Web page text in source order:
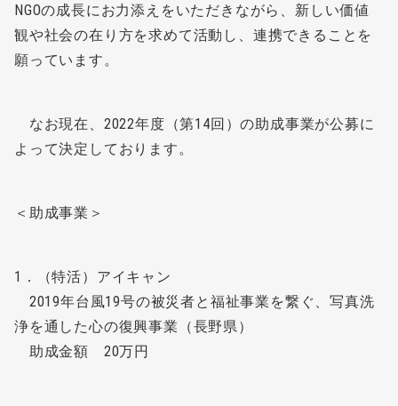
NGOの成長にお力添えをいただきながら、新しい価値
観や社会の在り方を求めて活動し、連携できることを
願っています。
なお現在、2022年度（第14回）の助成事業が公募に
よって決定しております。
＜助成事業＞
1．（特活）アイキャン
2019年台風19号の被災者と福祉事業を繋ぐ、写真洗
浄を通した心の復興事業（長野県）
助成金額 20万円